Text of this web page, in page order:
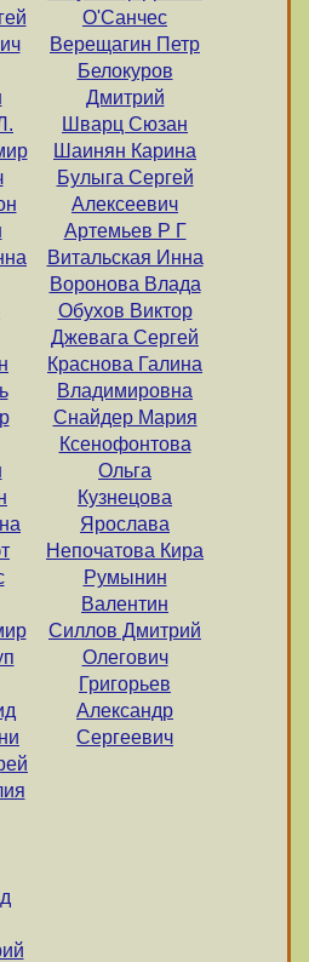
О'Санчес
Верещагин Петр
Белокуров
Дмитрий
Шварц Сюзан
Шаинян Карина
Булыга Сергей
Алексеевич
Артемьев Р Г
Витальская Инна
Воронова Влада
Обухов Виктор
Джевага Сергей
Краснова Галина
Владимировна
Снайдер Мария
Ксенофонтова
Ольга
Кузнецова
Ярослава
Непочатова Кира
Румынин
Валентин
Силлов Дмитрий
Олегович
Григорьев
Александр
Сергеевич